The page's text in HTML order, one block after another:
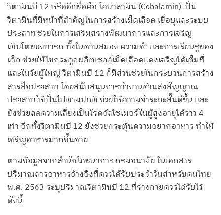
วิตามินบี 12 หรืออีกชื่อคือ โคบาลามิน (Cobalamin) เป็น
วิตามินที่มีหน้าที่สำคัญในการสร้างเม็ดเลือด เยื่อบุและระบบ
ประสาท ช่วยในการเสริมสร้างพัฒนาการและการเจริญ
เติบโตของทารก ทั้งในด้านสมอง ความจำ และการเรียนรู้ของ
เด็ก ช่วยให้ไขกระดูกผลิตเซลล์เม็ดเลือดแดงเจริญได้เต็มที่
และในวัยผู้ใหญ่ วิตามินบี 12 ก็มีส่วนช่วยในกระบวนการสร้าง
สารสื่อประสาท โดยสนับสนุนการทำงานด้านส่งสัญญาณ
ประสาทให้เป็นไปตามปกติ ช่วยให้ความจำระยะสั้นดีขึ้น และ
ยังช่วยลดความเสี่ยงเป็นโรคอัลไซเมอร์ในผู้สูงอายุได้ราว 4
เท่า อีกทั้งวิตามินบี 12 ยังช่วยกระตุ้นความอยากอาหาร ทำให้
เจริญอาหารมากขึ้นด้วย
ตามข้อมูลจากสำนักโภชนาการ กรมอนามัย ในเอกสาร
ปริมาณสารอาหารอ้างอิงที่ควรได้รับประจำวันสำหรับคนไทย
พ.ศ. 2563 ระบุปริมาณวิตามินบี 12 ที่ร่างกายควรได้รับไว้
ดังนี้